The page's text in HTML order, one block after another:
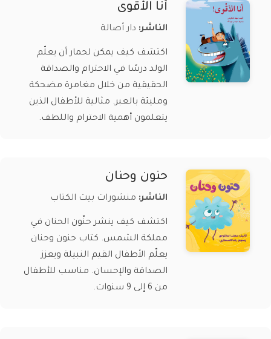
أنا الأقوى
الناشر: دار أصالة
اكتشف كيف يمكن لحمار أن يعلّم
الولد درسًا في الاحترام والصداقة
الحقيقية من خلال مغامرة مضحكة
ومليئة بالعبر. مثالية للأطفال الذين
يتعلمون أهمية الاحترام واللطف.
حنون وحنان
الناشر: منشورات بيت الكتاب
اكتشف كيف ينشر حنّون الحنان في
مملكة الشمس. كتاب حنون وحنان
يعلّم الأطفال القيم النبيلة ويعزز
الصداقة والإحسان. مناسب للأطفال
من 6 إلى 9 سنوات.